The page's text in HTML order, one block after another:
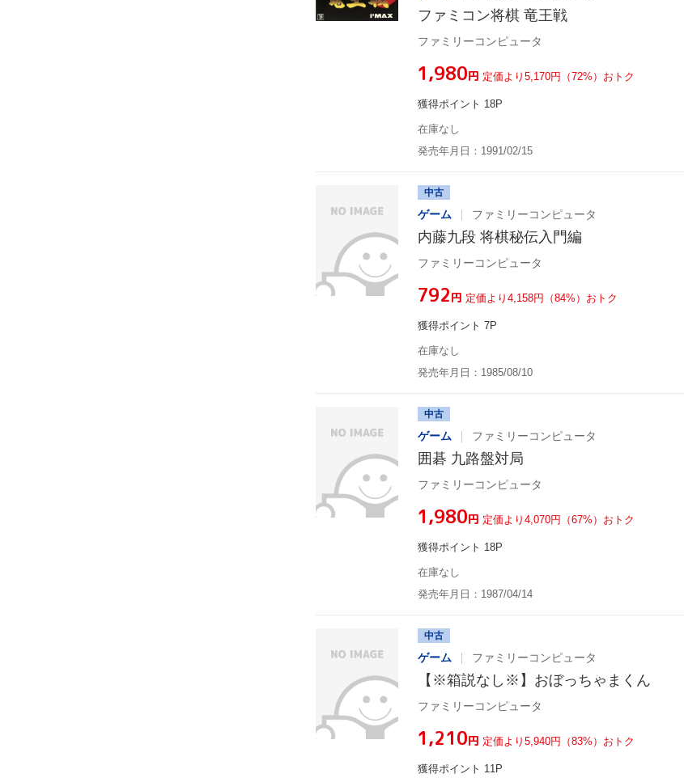
ファミコン将棋 竜王戦
ファミリーコンピュータ
¥1,980円 定価より5,170円（72%）おトク
獲得ポイント 18P
在庫なし
発売年月日：1991/02/15
中古
ゲーム ファミリーコンピュータ
内藤九段 将棋秘伝入門編
ファミリーコンピュータ
¥792円 定価より4,158円（84%）おトク
獲得ポイント 7P
在庫なし
発売年月日：1985/08/10
中古
ゲーム ファミリーコンピュータ
囲碁 九路盤対局
ファミリーコンピュータ
¥1,980円 定価より4,070円（67%）おトク
獲得ポイント 18P
在庫なし
発売年月日：1987/04/14
中古
ゲーム ファミリーコンピュータ
【※箱説なし※】おぼっちゃまくん
ファミリーコンピュータ
¥1,210円 定価より5,940円（83%）おトク
獲得ポイント 11P